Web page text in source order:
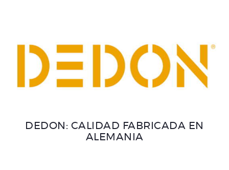
DEDON: CALIDAD FABRICADA EN
ALEMANIA